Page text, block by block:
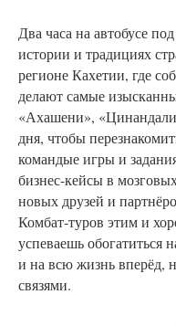
Два часа на автобусе
истории и традициях
регионе Кахетии, где
делают самые
«Ахашени»,
дня, чтобы
командые игры и
бизнес-кейсы в
новых друзей и
Комбат-туров этим и
успеваешь обогатиться
и на всю жизнь вперёд,
связями.